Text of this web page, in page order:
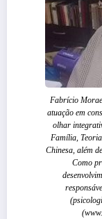
Fabrício
atuação em
olhar
Família,
Chinesa, além
Como